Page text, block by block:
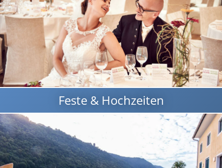
Feste & Hochzeiten